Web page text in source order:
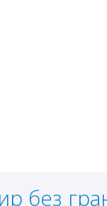
без